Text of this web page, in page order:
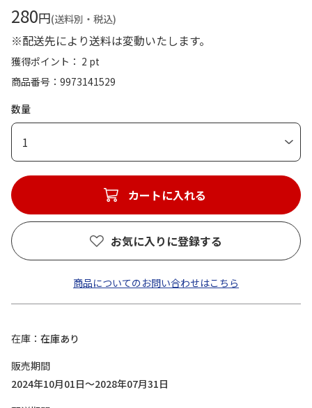
280円(送料別・税込)
※配送先により送料は変動いたします。
獲得ポイント： 2 pt
商品番号
9973141529
数量
1
カートに入れる
お気に入りに登録する
商品についてのお問い合わせはこちら
在庫
在庫あり
販売期間
2024年10月01日～2028年07月31日